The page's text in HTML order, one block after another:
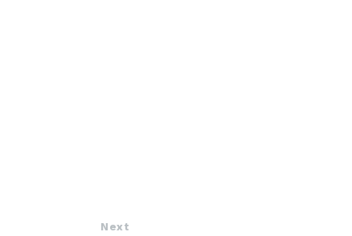
Next